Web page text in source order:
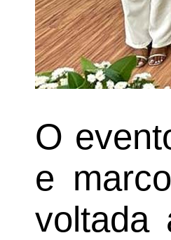
O
e
voltada